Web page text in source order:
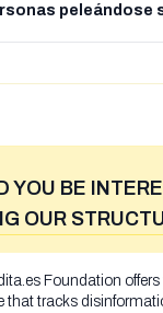
peleándose
a Ceuta
YOU BE
OUR
Foundation
that tracks